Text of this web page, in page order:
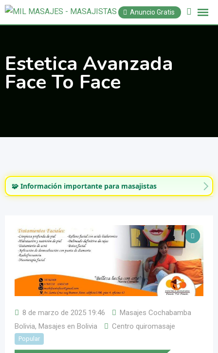
Saltar
Anuncio Gratis
Estetica Avanzada
Face To Face
🧩 Información importante para masajistas
8 de marzo de 2025 19:46
Masajes Cochabamba
Bolivia, Masajes en Bolivia Centro quiromasaje
Popular